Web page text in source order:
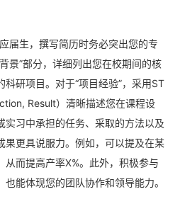
届生，撰写简历时务必突出您的专
景”部分，详细列出您在校期间的核
研项目。对于“项目经验”，采用ST
Result）清晰描述您在课程设
实习中承担的任务、采取的方法以及
果更具说服力。例如，可以提及在某
而提高产率X%。此外，积极参与
能体现您的团队协作和领导能力。